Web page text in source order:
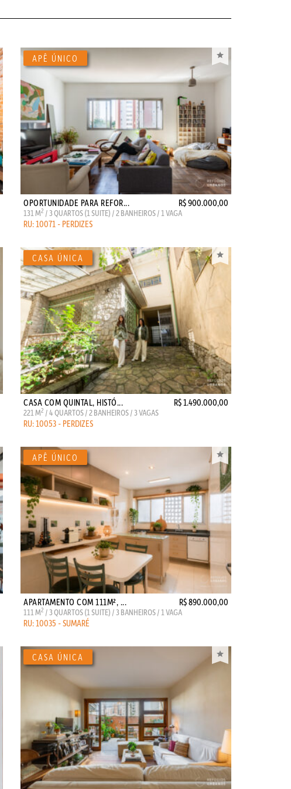
OPORTUNIDADE PARA REFOR... R$ 900.000,00
131 M2 / 3 QUARTOS (1 SUITE) / 2 BANHEIROS / 1 VAGA
RU: 10071 - PERDIZES
CASA COM QUINTAL, HISTÓ... R$ 1.490.000,00
221 M2 / 4 QUARTOS / 2 BANHEIROS / 3 VAGAS
RU: 10053 - PERDIZES
APARTAMENTO COM 111M², ... R$ 890.000,00
111 M2 / 3 QUARTOS (1 SUITE) / 3 BANHEIROS / 1 VAGA
RU: 10035 - SUMARÉ